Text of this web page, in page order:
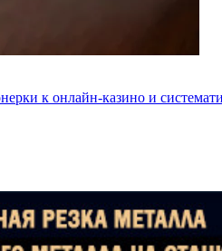
к онлайн-казино и